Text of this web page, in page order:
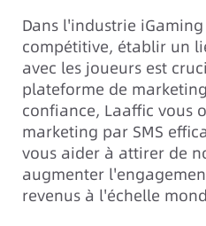
Dans l'industrie
compétitive, établir un
avec les joueurs est
plateforme de
confiance, Laaffic vous
marketing par SMS
vous aider à attirer de
augmenter
revenus à l'échelle